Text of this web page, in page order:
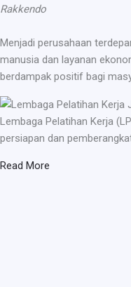
Rakkendo
Menjadi perusahaan
manusia dan layanan
berdampak positif bagi
Lembaga Pelatihan Kerja
persiapan dan
Read More